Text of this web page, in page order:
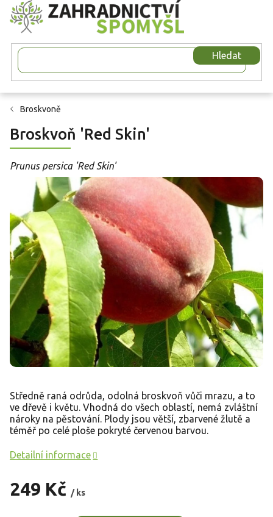
Přejít
na
obsah
Hledat
Broskvoně
Broskvoň 'Red Skin'
Prunus persica 'Red Skin'
249 Kč / ks
Středně raná odrůda, odolná broskvoň vůči mrazu, a to
ve dřevě i květu. Vhodná do všech oblastí, nemá zvláštní
nároky na pěstování. Plody jsou větší, zbarvené žlutě a
téměř po celé ploše pokryté červenou barvou.
Detailní informace